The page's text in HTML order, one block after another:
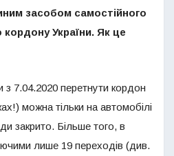
засобом самостійного
України. Як це
з 7.04.2020 перетнути кордон
можна тільки на автомобілі
закрито. Більше того, в
лише 19 переходів (див.